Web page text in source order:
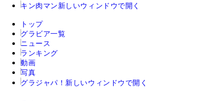
キン肉マン 新しいウィンドウで開く
トップ
グラビア一覧
ニュース
ランキング
動画
写真
グラジャパ！ 新しいウィンドウで開く